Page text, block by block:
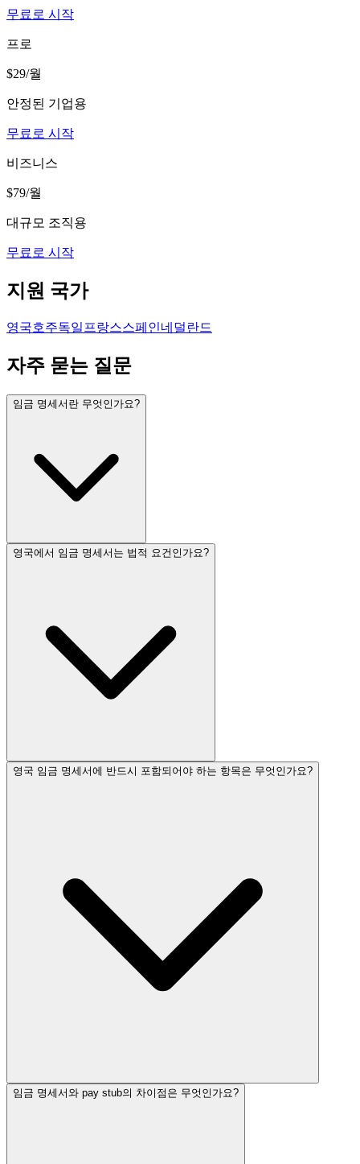
무료로 시작
프로
$29/월
안정된 기업용
무료로 시작
비즈니스
$79/월
대규모 조직용
무료로 시작
지원 국가
영국호주독일 프랑스스페인네덜란드
자주 묻는 질문
임금 명세서란 무엇인가요?
영국에서 임금 명세서는 법적 요건인가요?
영국 임금 명세서에 반드시 포함되어야 하는 항목은 무엇인가요?
임금 명세서와 pay stub의 차이점은 무엇인가요?